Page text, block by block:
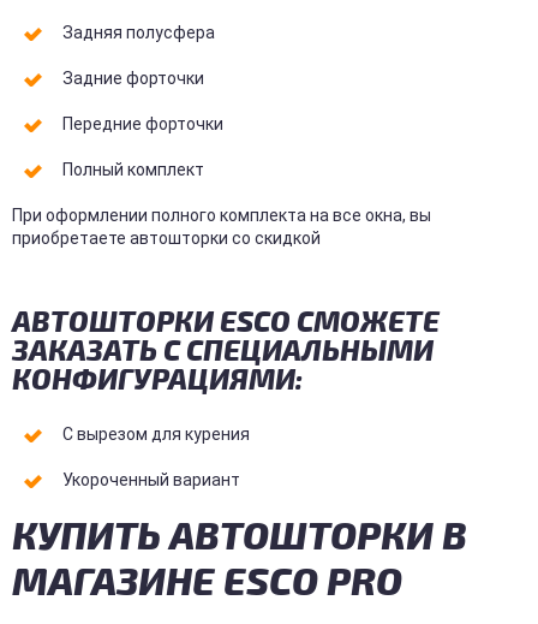
Задняя полусфера
Задние форточки
Передние форточки
Полный комплект
При оформлении полного комплекта на все окна, вы
приобретаете автошторки со скидкой
АВТОШТОРКИ ESCO СМОЖЕТЕ
ЗАКАЗАТЬ С СПЕЦИАЛЬНЫМИ
КОНФИГУРАЦИЯМИ:
С вырезом для курения
Укороченный вариант
КУПИТЬ АВТОШТОРКИ В
МАГАЗИНЕ ESCO PRO